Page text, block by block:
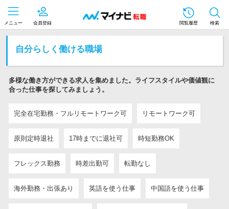
メニュー 会員登録 閲覧履歴 検索
自分らしく働ける職場
多様な働き方ができる求人を集めました。ライフスタイルや価値観に
合った仕事を探してみましょう。
完全在宅勤務・フルリモートワーク可 リモートワーク可
原則定時退社 17時までに退社可 時短勤務OK
フレックス勤務 時差出勤可 転勤なし
海外勤務・出張あり 英語を使う仕事 中国語を使う仕事